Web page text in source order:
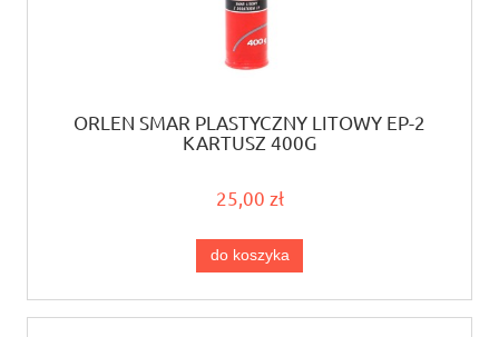
ORLEN SMAR PLASTYCZNY LITOWY EP-2
KARTUSZ 400G
25,00 zł
do koszyka